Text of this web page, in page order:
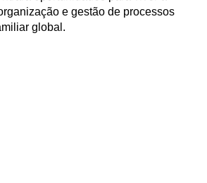
e gestão de processos
global.